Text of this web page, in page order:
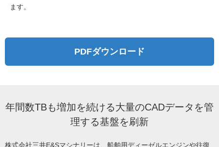
ます。
PDFダウンロード
年間数TBも増加を続ける大量のCADデータを管
理する基盤を刷新
株式会社三井E&Sマシナリーは、船舶用ディーゼルエンジンや往復